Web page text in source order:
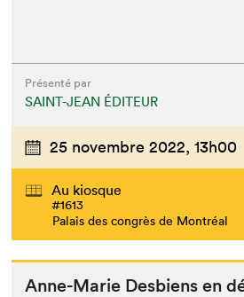
Présenté par
SAINT-JEAN ÉDITEUR
25 novembre 2022, 13h00
Au kiosque
#1613
Palais des congrès de Montréal
Anne-Marie Des­bi­ens en